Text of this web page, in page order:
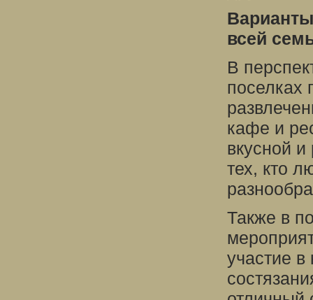
всей
В
поселках
кафе и
вкусной
тех, кто
Также в
участие в